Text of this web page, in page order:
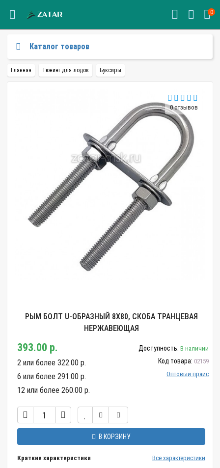
0
Каталог товаров
Главная Тюнинг для лодок Буксиры
0 отзывов
РЫМ БОЛТ U-ОБРАЗНЫЙ 8Х80, СКОБА ТРАНЦЕВАЯ
НЕРЖАВЕЮЩАЯ
393.00 р.
2 или более 322.00 р.
6 или более 291.00 р.
12 или более 260.00 р.
Доступность: В наличии
Код товара: 02159
Оптовый прайс
В КОРЗИНУ
Краткие характеристики Все характеристики